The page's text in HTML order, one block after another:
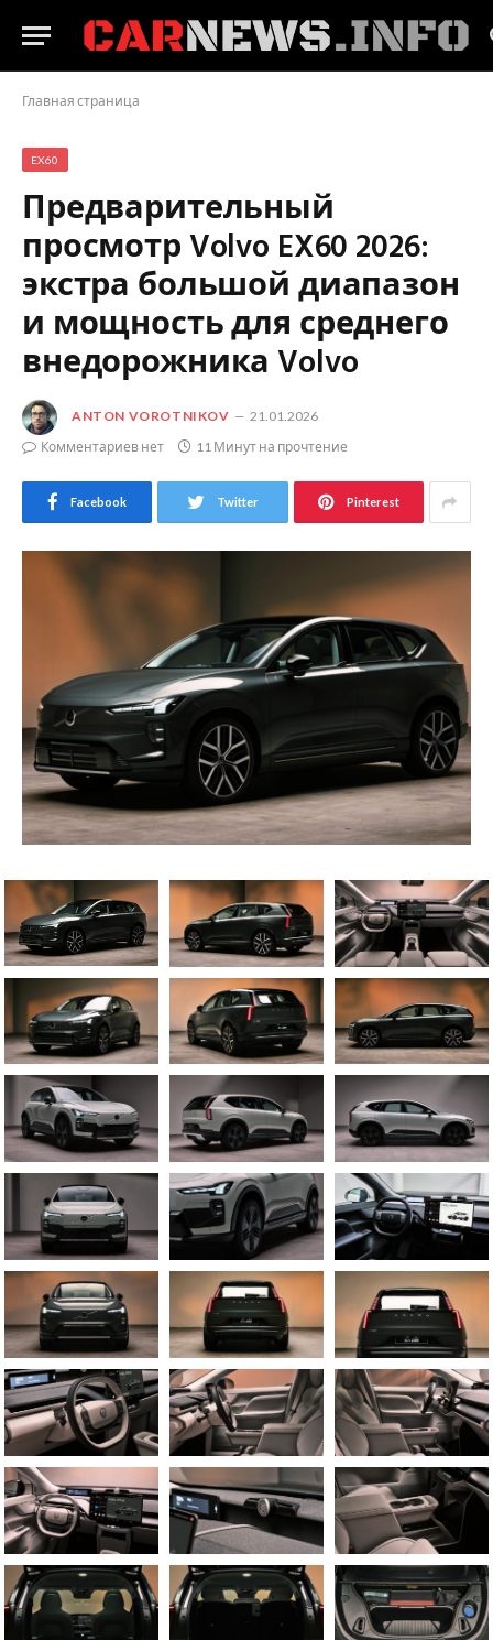
Главная страница
EX60
Предварительный
просмотр Volvo EX60 2026:
экстра большой диапазон
и мощность для среднего
внедорожника Volvo
ANTON VOROTNIKOV
21.01.2026
Комментариев нет
11 Минут на прочтение
Facebook Twitter Pinterest